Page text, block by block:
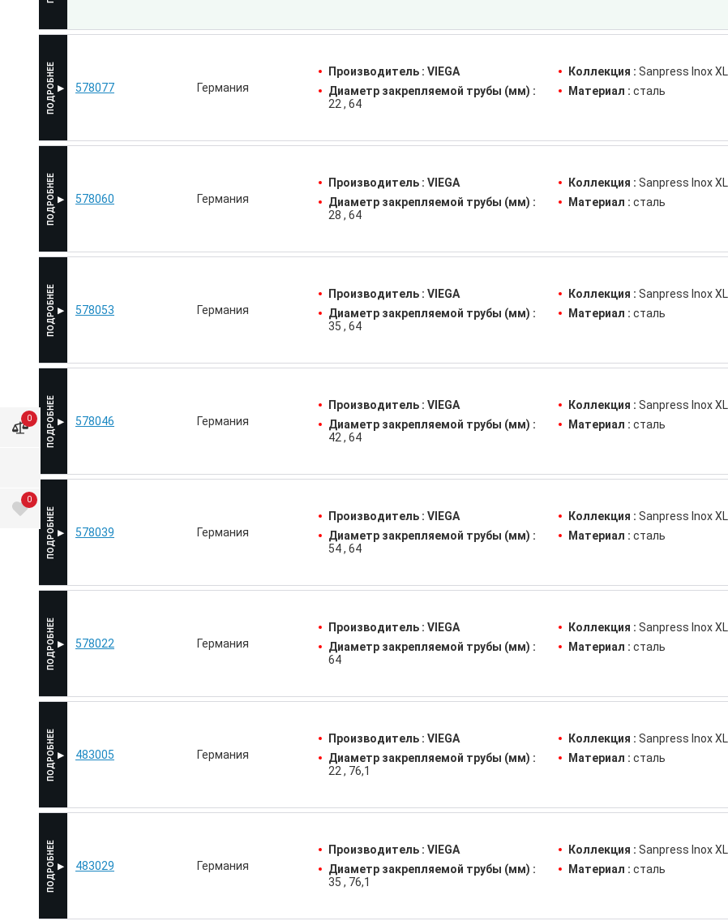
0
0
578077 Германия
Производитель : VIEGA Коллекция : Sanpress Inox XL
Диаметр закрепляемой трубы (мм) :
22
64
Материал : сталь
578060 Германия
Производитель : VIEGA Коллекция : Sanpress Inox XL
Диаметр закрепляемой трубы (мм) :
28
64
Материал : сталь
578053 Германия
Производитель : VIEGA Коллекция : Sanpress Inox XL
Диаметр закрепляемой трубы (мм) :
35
64
Материал : сталь
578046 Германия
Производитель : VIEGA Коллекция : Sanpress Inox XL
Диаметр закрепляемой трубы (мм) :
42
64
Материал : сталь
578039 Германия
Производитель : VIEGA Коллекция : Sanpress Inox XL
Диаметр закрепляемой трубы (мм) :
54 64
Материал : сталь
578022 Германия
Производитель : VIEGA Коллекция : Sanpress Inox XL
Диаметр закрепляемой трубы (мм) :
64
Материал : сталь
483005 Германия
Производитель : VIEGA Коллекция : Sanpress Inox XL
Диаметр закрепляемой трубы (мм) :
22
76,1
Материал : сталь
483029 Германия
Производитель : VIEGA Коллекция : Sanpress Inox XL
Диаметр закрепляемой трубы (мм) :
35
76,1
Материал : сталь